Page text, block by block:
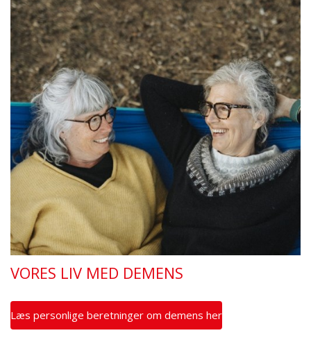
VORES LIV MED DEMENS
Læs personlige beretninger om demens her